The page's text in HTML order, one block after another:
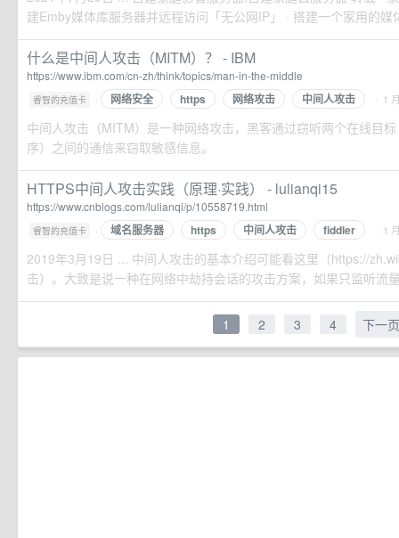
建Emby媒体库服务器并远程访问「无公网IP」 · 搭建一个家用的
什么是中间人攻击（MITM）？ - IBM
https://www.ibm.com/cn-zh/think/topics/man-in-the-middle
睿智的充值卡 · 网络安全 https 网络攻击 中间人攻击 · 1
中间人攻击（MITM）是一种网络攻击，黑客通过窃听两个在线目
序）之间的通信来窃取敏感信息。
HTTPS中间人攻击实践（原理·实践） - lulianqi15
https://www.cnblogs.com/lulianqi/p/10558719.html
睿智的充值卡 · 域名服务器 https 中间人攻击 fiddler · 1
2019年3月19日 ... 中间人攻击的基本介绍可能看这里（https://
击）。大致是说一种在网络中劫持会话的攻击方案，如果只监听流
1 2 3 4 下一页